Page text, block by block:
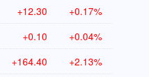
+12.30 +0.17%
+0.10 +0.04%
+164.40 +2.13%